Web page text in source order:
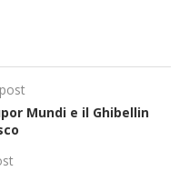
Mundi e il Ghibellin